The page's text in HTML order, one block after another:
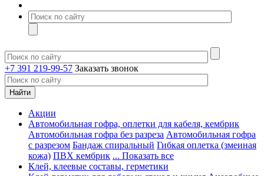
+7 391 219-99-57 Заказать звонок
Акции
Автомобильная гофра, оплетки для кабеля, кембрик
Автомобильная гофра без разреза Автомобильная гофра
с разрезом Бандаж спиральный Гибкая оплетка (змеиная
кожа) ПВХ кембрик ... Показать все
Клей, клеевые составы, герметики